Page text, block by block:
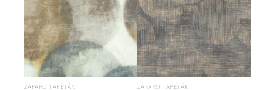
ZAFARO TAPÉTÁK ZAFARO TAPÉTÁK